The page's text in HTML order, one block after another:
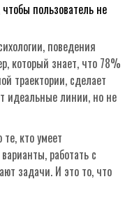
пользователь не
поведения
который знает, что 78%
траектории, сделает
идеальные линии, но не
кто умеет
работать с
задачи. И это то, что